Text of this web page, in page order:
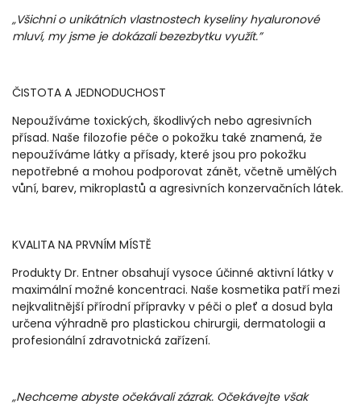
„Všichni o unikátních vlastnostech kyseliny hyaluronové
mluví, my jsme je dokázali bezezbytku využít.”
ČISTOTA A JEDNODUCHOST
Nepoužíváme toxických, škodlivých nebo agresivních
přísad. Naše filozofie péče o pokožku také znamená, že
nepoužíváme látky a přísady, které jsou pro pokožku
nepotřebné a mohou podporovat zánět, včetně umělých
vůní, barev, mikroplastů a agresivních konzervačních látek.
KVALITA NA PRVNÍM MÍSTĚ
Produkty Dr. Entner obsahují vysoce účinné aktivní látky v
maximální možné koncentraci. Naše kosmetika patří mezi
nejkvalitnější přírodní přípravky v péči o pleť a dosud byla
určena výhradně pro plastickou chirurgii, dermatologii a
profesionální zdravotnická zařízení.
„Nechceme abyste očekávali zázrak. Očekávejte však